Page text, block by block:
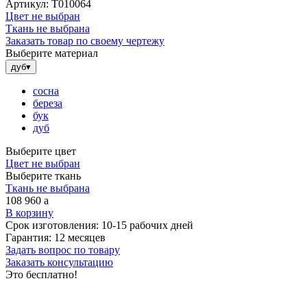
Артикул: Т010064
Цвет не выбран
Ткань не выбрана
Заказать товар по своему чертежу
Выберите материал
дуб▾
сосна
береза
бук
дуб
Выберите цвет
Цвет не выбран
Выберите ткань
Ткань не выбрана
108 960 a
В корзину
Срок изготовления: 10-15 рабочих дней
Гарантия: 12 месяцев
Задать вопрос по товару
Заказать консультацию
Это бесплатно!